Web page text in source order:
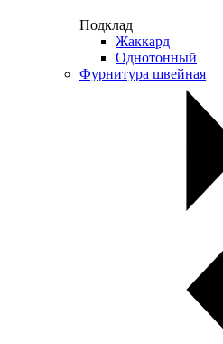
Подклад
Жаккард
Однотонный
Фурнитура швейная